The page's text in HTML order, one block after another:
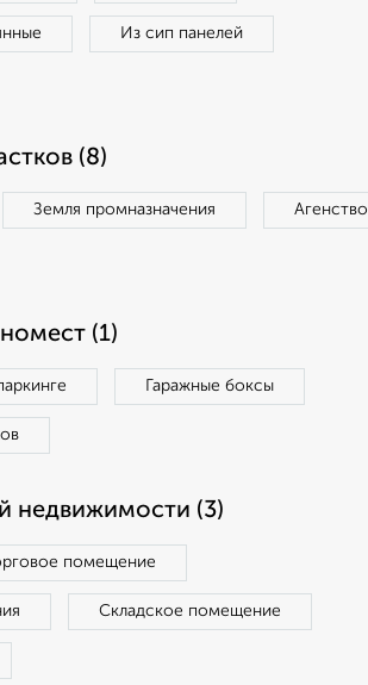
Из сип панелей
(8)
Земля промназначения Агенство
(1)
Гаражные боксы
недвижимости (3)
помещение
Складское помещение